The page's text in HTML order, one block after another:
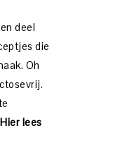
deel
die
Oh
Hier lees